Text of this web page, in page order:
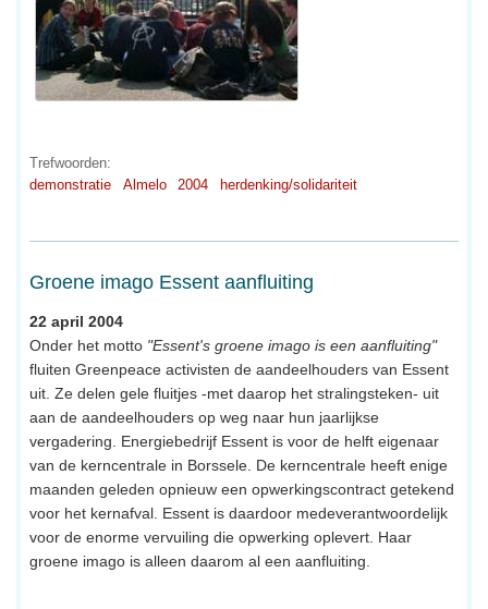
Trefwoorden:
demonstratie
Almelo 2004 herdenking/solidariteit
Groene imago Essent aanfluiting
22 april 2004
Onder het motto "Essent's groene imago is een aanfluiting"
fluiten Greenpeace activisten de aandeelhouders van Essent
uit. Ze delen gele fluitjes -met daarop het stralingsteken- uit
aan de aandeelhouders op weg naar hun jaarlijkse
vergadering. Energiebedrijf Essent is voor de helft eigenaar
van de kerncentrale in Borssele. De kerncentrale heeft enige
maanden geleden opnieuw een opwerkingscontract getekend
voor het kernafval. Essent is daardoor medeverantwoordelijk
voor de enorme vervuiling die opwerking oplevert. Haar
groene imago is alleen daarom al een aanfluiting.